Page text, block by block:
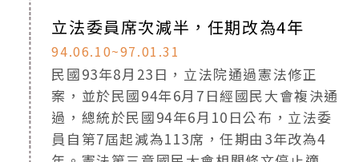
立法委員席次減半，任期改為4年
94.06.10~97.01.31
民國93年8月23日，立法院通過憲法修正
案，並於民國94年6月7日經國民大會複決通
過，總統於民國94年6月10日公布，立法委
員自第7屆起減為113席，任期由3年改為4